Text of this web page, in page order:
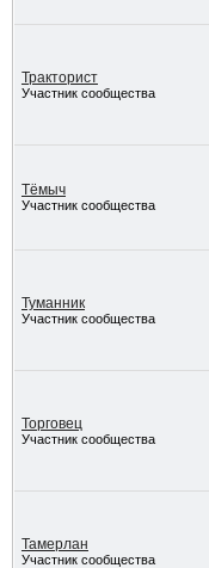
Тракторист
Участник сообщества
Тёмыч
Участник сообщества
Туманник
Участник сообщества
Торговец
Участник сообщества
Тамерлан
Участник сообщества